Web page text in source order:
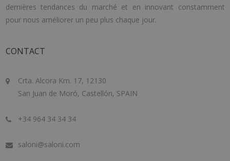
dernières tendances du marché et en innovant constamment
pour nous améliorer un peu plus chaque jour.
CONTACT
Crta. Alcora Km. 17, 12130
San Juan de Moró, Castellón, SPAIN
+34 964 34 34 34
saloni@saloni.com